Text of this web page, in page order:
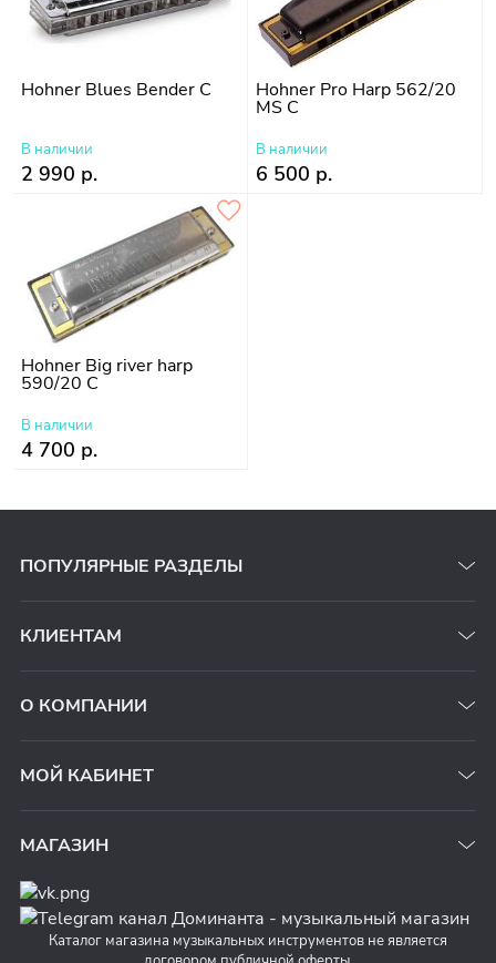
Hohner Blues Bender C
В наличии
2 990 р.
Hohner Pro Harp 562/20
MS C
В наличии
6 500 р.
Hohner Big river harp
590/20 C
В наличии
4 700 р.
ПОПУЛЯРНЫЕ РАЗДЕЛЫ
КЛИЕНТАМ
О КОМПАНИИ
МОЙ КАБИНЕТ
МАГАЗИН
Каталог магазина музыкальных инструментов не является